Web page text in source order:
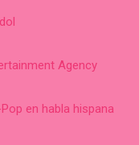
Agency
en habla hispana